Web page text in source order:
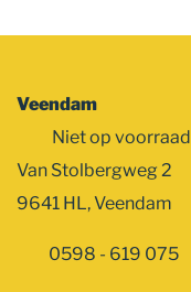
Veendam
Niet op voorraad
Van Stolbergweg 2
9641 HL, Veendam
0598 - 619 075